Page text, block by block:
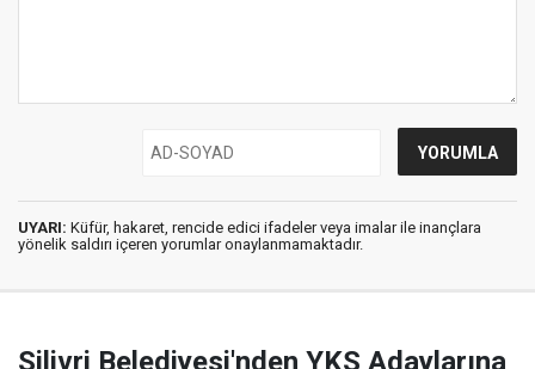
UYARI: Küfür, hakaret, rencide edici ifadeler veya imalar ile inançlara
yönelik saldırı içeren yorumlar onaylanmamaktadır.